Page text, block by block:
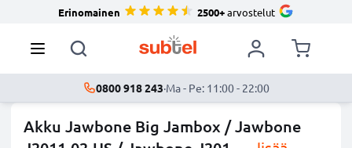
Erinomainen 2500+arvostelut
0800 918 243·Ma - Pe: 11:00 - 22:00
Akku Jawbone Big Jambox / Jawbone